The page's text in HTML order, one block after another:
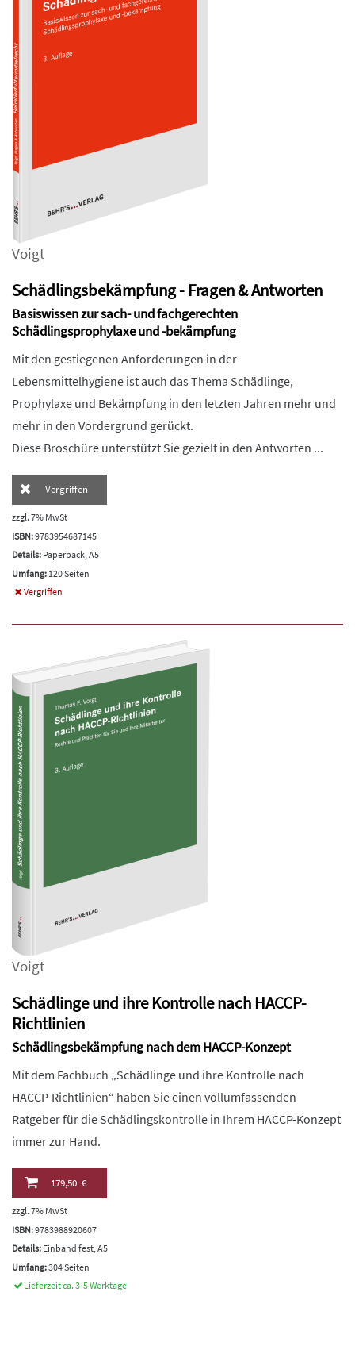
Voigt
Schädlingsbekämpfung - Fragen & Antworten
Basiswissen zur sach- und fachgerechten
Schädlingsprophylaxe und -bekämpfung
Mit den gestiegenen Anforderungen in der
Lebensmittelhygiene ist auch das Thema Schädlinge,
Prophylaxe und Bekämpfung in den letzten Jahren mehr und
mehr in den Vordergrund gerückt.
Diese Broschüre unterstützt Sie gezielt in den Antworten ...
Vergriffen
zzgl. 7% MwSt
ISBN:9783954687145
Details: Paperback, A5
Umfang: 120 Seiten
Vergriffen
Voigt
Schädlinge und ihre Kontrolle nach HACCP-
Richtlinien
Schädlingsbekämpfung nach dem HACCP-Konzept
Mit dem Fachbuch „Schädlinge und ihre Kontrolle nach
HACCP-Richtlinien“ haben Sie einen vollumfassenden
Ratgeber für die Schädlingskontrolle in Ihrem HACCP-Konzept
immer zur Hand.
179,50 €
zzgl. 7% MwSt
ISBN:9783988920607
Details: Einband fest, A5
Umfang:304 Seiten
Lieferzeit ca. 3-5 Werktage